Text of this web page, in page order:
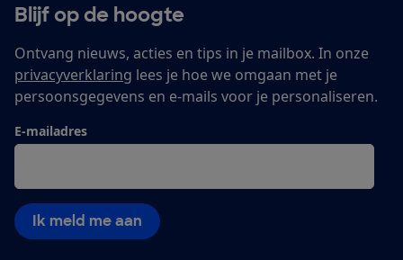
Blijf op de hoogte
Ontvang nieuws, acties en tips in je mailbox. In onze
privacyverklaring lees je hoe we omgaan met je
persoonsgegevens en e-mails voor je personaliseren.
E-mailadres
Ik meld me aan